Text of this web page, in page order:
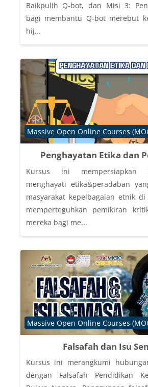
Baikpulih Q-bot, dan Misi 3:
bagi membantu Q-bot merebut
hij...
Penghayatan Etika dan
Course category
Massive Open Online Courses
Kursus ini mempersiapkan
menghayati etika&peradaban
masyarakat kepelbagaian etnik
memperteguhkan pemikiran
mereka bagi me...
Falsafah dan Isu
Course category
Massive Open Online Courses
Kursus ini merangkumi
dengan Falsafah Pendidikan